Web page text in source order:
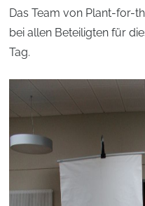
Das Team von Plant-for-
bei allen Beteiligten für
Tag.